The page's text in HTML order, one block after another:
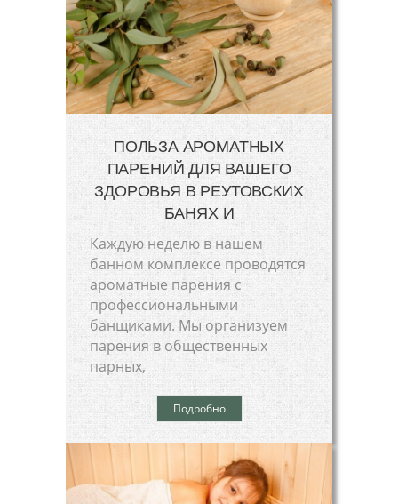
ПОЛЬЗА АРОМАТНЫХ
ПАРЕНИЙ ДЛЯ ВАШЕГО
ЗДОРОВЬЯ В РЕУТОВСКИХ
БАНЯХ И
Каждую неделю в нашем
банном комплексе проводятся
ароматные парения с
профессиональными
банщиками. Мы организуем
парения в общественных
парных,
Подробно